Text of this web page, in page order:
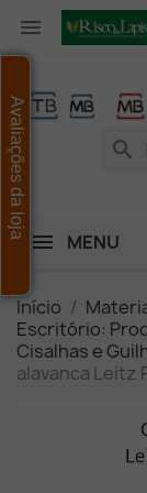

search
MENU
Início
Escritório:
Cisalhas e
alavanca Leitz
Avaliações da loja